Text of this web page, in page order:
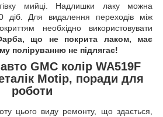
мийці. Надлишки лаку можна
діб. Для видалення переходів між
необхідно використовувати
що не покрита лаком, має
поліруванню не підлягає!
GMC колір WA519F
Motip, поради для
роботи
цього виду ремонту, що здається,